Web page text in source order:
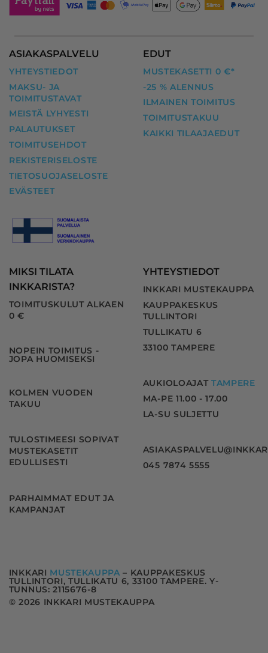
ASIAKASPALVELU
YHTEYSTIEDOT
MAKSU- JA
TOIMITUSTAVAT
MEISTÄ LYHYESTI
PALAUTUKSET
TOIMITUSEHDOT
REKISTERISELOSTE
TIETOSUOJASELOSTE
EVÄSTEET
EDUT
MUSTEKASETTI 0 €*
-25 % ALENNUS
ILMAINEN TOIMITUS
TOIMITUSTAKUU
KAIKKI TILAAJAEDUT
MIKSI TILATA
INKKARISTA?
TOIMITUSKULUT ALKAEN
0 €
NOPEIN TOIMITUS -
JOPA HUOMISEKSI
KOLMEN VUODEN
TAKUU
TULOSTIMEESI SOPIVAT
MUSTEKASETIT
EDULLISESTI
PARHAIMMAT EDUT JA
KAMPANJAT
YHTEYSTIEDOT
INKKARI MUSTEKAUPPA
KAUPPAKESKUS
TULLINTORI
TULLIKATU 6
33100 TAMPERE
AUKIOLOAJAT TAMPERE
MA-PE 11.00 - 17.00
LA-SU SULJETTU
045 7874 5555
INKKARI MUSTEKAUPPA– KAUPPAKESKUS
TULLINTORI, TULLIKATU 6, 33100 TAMPERE. Y-
TUNNUS: 2115676-8
© 2026 INKKARI MUSTEKAUPPA